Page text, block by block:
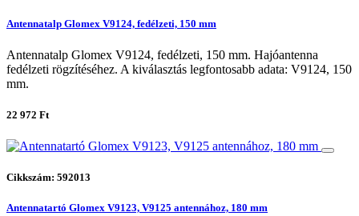
Antennatalp Glomex V9124, fedélzeti, 150 mm
Antennatalp Glomex V9124, fedélzeti, 150 mm. Hajóantenna
fedélzeti rögzítéséhez. A kiválasztás legfontosabb adata: V9124, 150
mm.
22 972 Ft
Cikkszám: 592013
Antennatartó Glomex V9123, V9125 antennához, 180 mm